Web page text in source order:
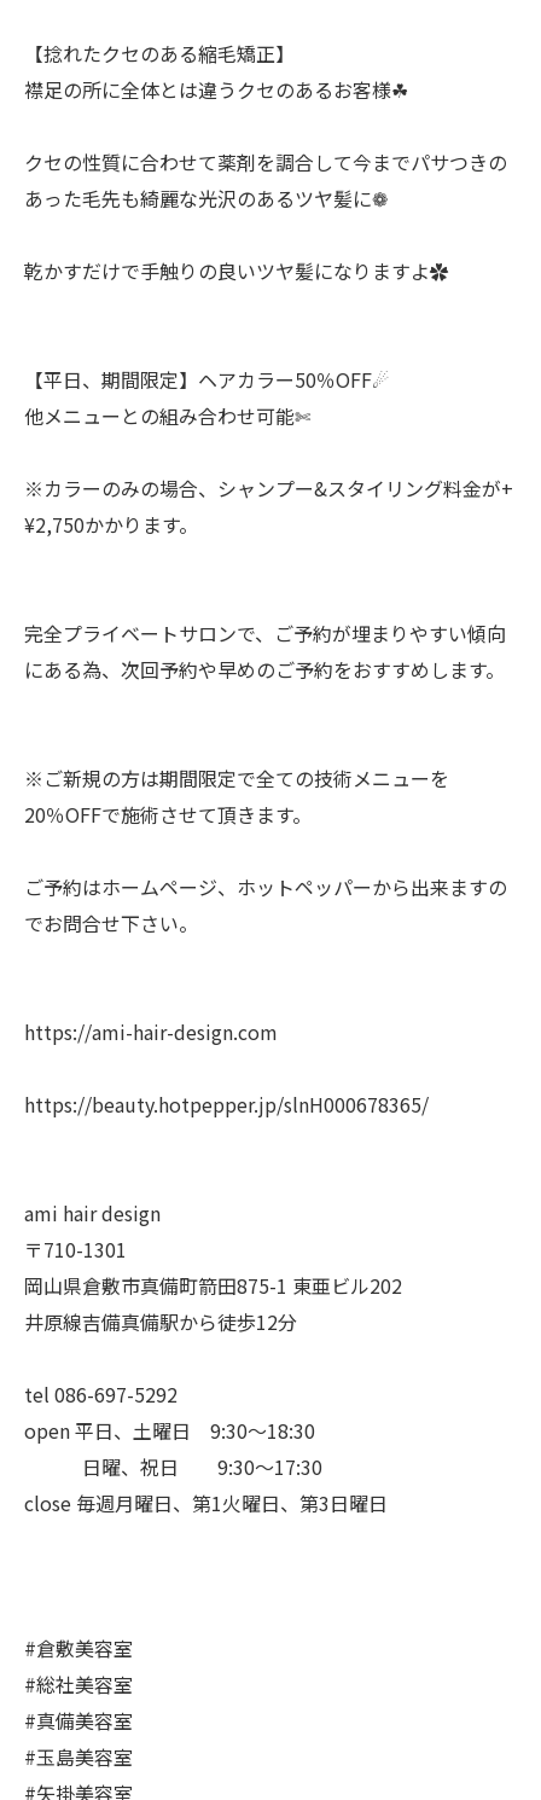
【捻れたクセのある縮毛矯正】
襟足の所に全体とは違うクセのあるお客様☘︎
クセの性質に合わせて薬剤を調合して今までパサつきの
あった毛先も綺麗な光沢のあるツヤ髪に❁
乾かすだけで手触りの良いツヤ髪になりますよ✿
【平日、期間限定】ヘアカラー50％OFF☄︎
他メニューとの組み合わせ可能✄
※カラーのみの場合、シャンプー&スタイリング料金が+
¥2,750かかります。
完全プライベートサロンで、ご予約が埋まりやすい傾向
にある為、次回予約や早めのご予約をおすすめします。
※ご新規の方は期間限定で全ての技術メニューを
20％OFFで施術させて頂きます。
ご予約はホームページ、ホットペッパーから出来ますの
でお問合せ下さい。
https://ami-hair-design.com
https://beauty.hotpepper.jp/slnH000678365/
ami hair design
〒710-1301
岡山県倉敷市真備町箭田875-1 東亜ビル202
井原線吉備真備駅から徒歩12分
tel 086-697-5292
open 平日、土曜日 9:30〜18:30
日曜、祝日 9:30〜17:30
close 毎週月曜日、第1火曜日、第3日曜日
#倉敷美容室
#総社美容室
#真備美容室
#玉島美容室
#矢掛美容室